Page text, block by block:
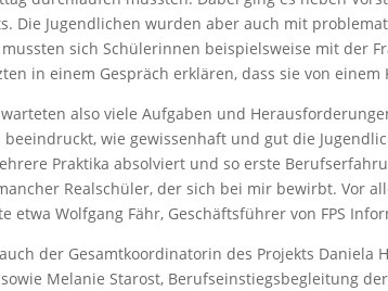
Die Jugendlichen wurden aber auch mit
sich Schülerinnen beispielsweise mit der
in einem Gespräch erklären, dass sie von
also viele Aufgaben und
beeindruckt, wie gewissenhaft und gut die
Praktika absolviert und so erste
Realschüler, der sich bei mir bewirbt. Vor
etwa Wolfgang Fähr, Geschäftsführer von FPS
der Gesamtkoordinatorin des Projekts Daniela
Melanie Starost, Berufseinstiegsbegleitung